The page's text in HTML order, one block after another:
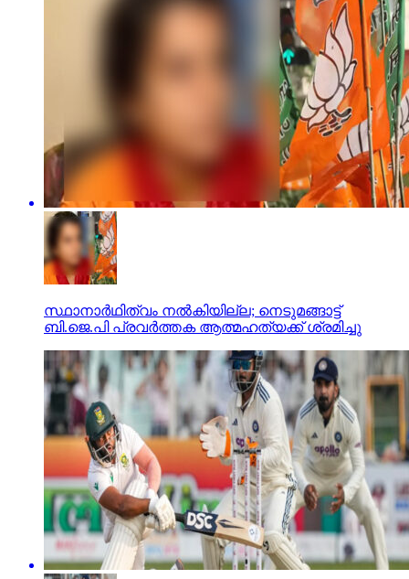
സ്ഥാനാര്‍ഥിത്വം നല്‍കിയില്ല; നെടുമങ്ങാട്ട്
ബി.ജെ.പി പ്രവര്‍ത്തക ആത്മഹത്യക്ക് ശ്രമിച്ചു